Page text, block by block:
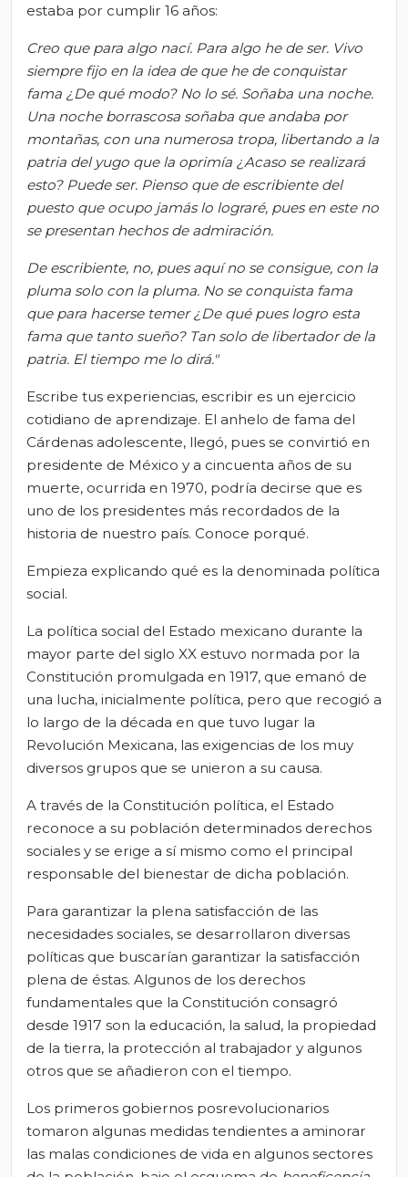
estaba por cumplir 16 años:
Creo que para algo nací. Para algo he de ser. Vivo
siempre fijo en la idea de que he de conquistar
fama ¿De qué modo? No lo sé. Soñaba una noche.
Una noche borrascosa soñaba que andaba por
montañas, con una numerosa tropa, libertando a la
patria del yugo que la oprimía ¿Acaso se realizará
esto? Puede ser. Pienso que de escribiente del
puesto que ocupo jamás lo lograré, pues en esteno
se presentan hechos de admiración.
De escribiente, no, pues aquí no se consigue, con la
pluma solo con la pluma. No se conquista fama
que para hacerse temer ¿De qué pues logro esta
fama que tanto sueño? Tan solo de libertador de la
patria. El tiempo me lo dirá."
Escribe tus experiencias, escribir es un ejercicio
cotidiano de aprendizaje. El anhelo de fama del
Cárdenas adolescente, llegó, pues se convirtió en
presidente de México y a cincuenta años de su
muerte, ocurrida en 1970, podría decirse que es
uno de los presidentes más recordados de la
historia de nuestro país. Conoce porqué.
Empieza explicando qué es la denominada política
social.
La política social del Estado mexicano durante la
mayor parte del siglo XX estuvo normada por la
Constitución promulgada en 1917, que emanó de
una lucha, inicialmente política, pero que recogió a
lo largo de la década en que tuvo lugar la
Revolución Mexicana, las exigencias de los muy
diversos grupos que se unieron a su causa.
A través de la Constitución política, el Estado
reconoce a su población determinados derechos
sociales y se erige a sí mismo como el principal
responsable del bienestar de dicha población.
Para garantizar la plena satisfacción de las
necesidades sociales, se desarrollaron diversas
políticas que buscarían garantizar la satisfacción
plena de éstas. Algunos de los derechos
fundamentales que la Constitución consagró
desde 1917 son la educación, la salud, la propiedad
de la tierra, la protección al trabajador y algunos
otros que se añadieron con el tiempo.
Los primeros gobiernos posrevolucionarios
tomaron algunas medidas tendientes a aminorar
las malas condiciones de vida en algunos sectores